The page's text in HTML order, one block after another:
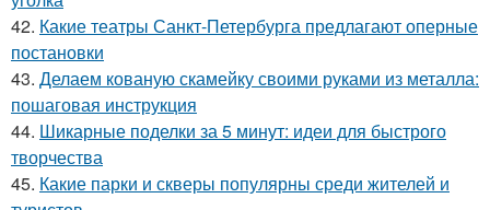
42. Какие театры Санкт-Петербурга предлагают оперные
постановки
43. Делаем кованую скамейку своими руками из металла:
пошаговая инструкция
44. Шикарные поделки за 5 минут: идеи для быстрого
творчества
45. Какие парки и скверы популярны среди жителей и